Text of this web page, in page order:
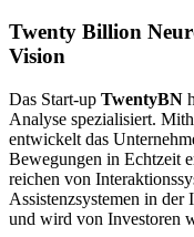
Twenty Billion
Vision
Das Start-up TwentyBN
Analyse spezialisiert.
entwickelt das
Bewegungen in Echtzeit
reichen von
Assistenzsystemen in
und wird von Investoren